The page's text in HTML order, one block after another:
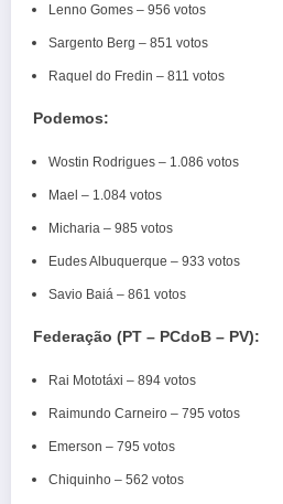
Lenno Gomes – 956 votos
Sargento Berg – 851 votos
Raquel do Fredin – 811 votos
Podemos:
Wostin Rodrigues – 1.086 votos
Mael – 1.084 votos
Micharia – 985 votos
Eudes Albuquerque – 933 votos
Savio Baiá – 861 votos
Federação (PT – PCdoB – PV):
Rai Mototáxi – 894 votos
Raimundo Carneiro – 795 votos
Emerson – 795 votos
Chiquinho – 562 votos